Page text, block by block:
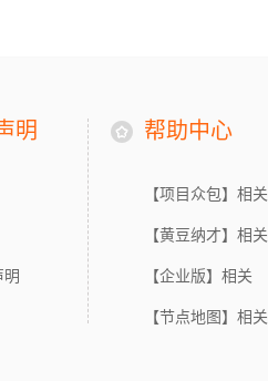
明
明
帮助中心
【项目众包】相关
【黄豆纳才】相关
【企业版】相关
【节点地图】相关